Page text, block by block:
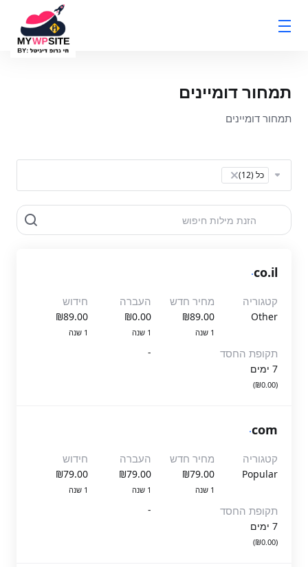
תמחור דומיינים
תמחור דומיינים
Table Filter
כל (12) ×
.co.il
קטגוריה
Other
מחיר חדש
₪89.00
1 שנה
העברה
₪0.00
1 שנה
חידוש
₪89.00
1 שנה
תקופת החסד
7 ימים
(₪0.00)
-
.com
קטגוריה
Popular
מחיר חדש
₪79.00
1 שנה
העברה
₪79.00
1 שנה
חידוש
₪79.00
1 שנה
תקופת החסד
7 ימים
(₪0.00)
-